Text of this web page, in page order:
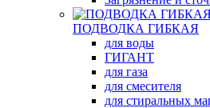
ПОДВОДКА ГИБКАЯ
для воды
ГИГАНТ
для газа
для смесителя
для стиральных